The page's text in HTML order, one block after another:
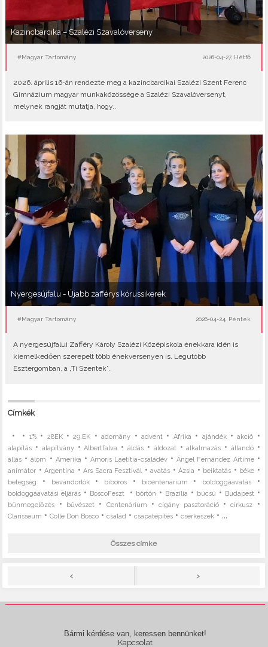
Kazincbarcika – Szalézi Szavalóverseny
#Magyar Tartomány 2026-04-27, Hétfő
2026. április 16-án rendezte meg a kazincbarcikai Szalézi Szent Ferenc
Gimnázium magyar munkaközössége a Szalézi Szavalóversenyt,
melynek rangját mutatja, hogy..
Nyergesújfalu - Újabb zafférys kórussikerek
#Magyar Tartomány 2026-04-24, Péntek
A nyergesújfalui Zafféry Károly Szalézi Középiskola énekkara idén is
kiemelkedően szerepelt több énekversenyen is. Legutóbb
Esztergomban, a „Ti Szentek”..
Címkék
• • 1%• 28EK•29.EK •adomány •advent • Afrika • ajándék•akció •
alapítás • alapítvány•Albertfalva •áldás • áldozat •alkalmazás • állandó•
állás •álom • Amerika • Amoris Laetitia-családév •Ángel Fernández Artime•
animátor •Argentína •Ars Sacra Fesztivál •avatás •Ázsia • beiktatás • béke •
betegség • bevándorlók• bíboros • bicentenárium • boldoggáavatás•
boldoggáavatási eljárás • BoscoFeszt • börtön • Brazília • búcsú • Budapest •
bűnmegelőzés • bűvészet • Centenárium •cigány pasztoráció•cirkusz •
Clarisseum •Colle Don Bosco •család •csapatépítés •cserkészek • ...
Összes címke
< >
Bármi kérdése van, keressen bennünket!
Kapcsolat